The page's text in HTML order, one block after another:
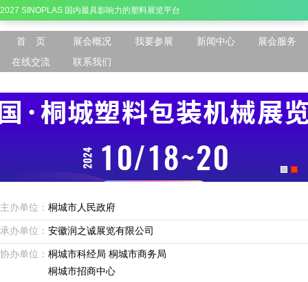
2027 SINOPLAS 国内最具影响力的塑料展览平台
首 页 展会概况 我要参展 新闻中心
展会服务
在线交流
联系我们
主办单位： 桐城市人民政府
承办单位： 安徽润之诚展览有限公司
协办单位： 桐城市科经局 桐城市商务局
桐城市招商中心